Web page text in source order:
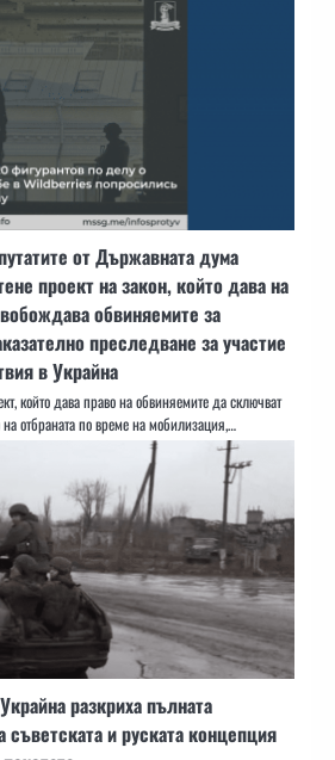
от Държавната дума
проект на закон, който дава на
обвиняемите за
преследване за участие
в Украйна
който дава право на обвиняемите да сключват
отбраната по време на мобилизация,…
разкриха пълната
съветската и руската концепция